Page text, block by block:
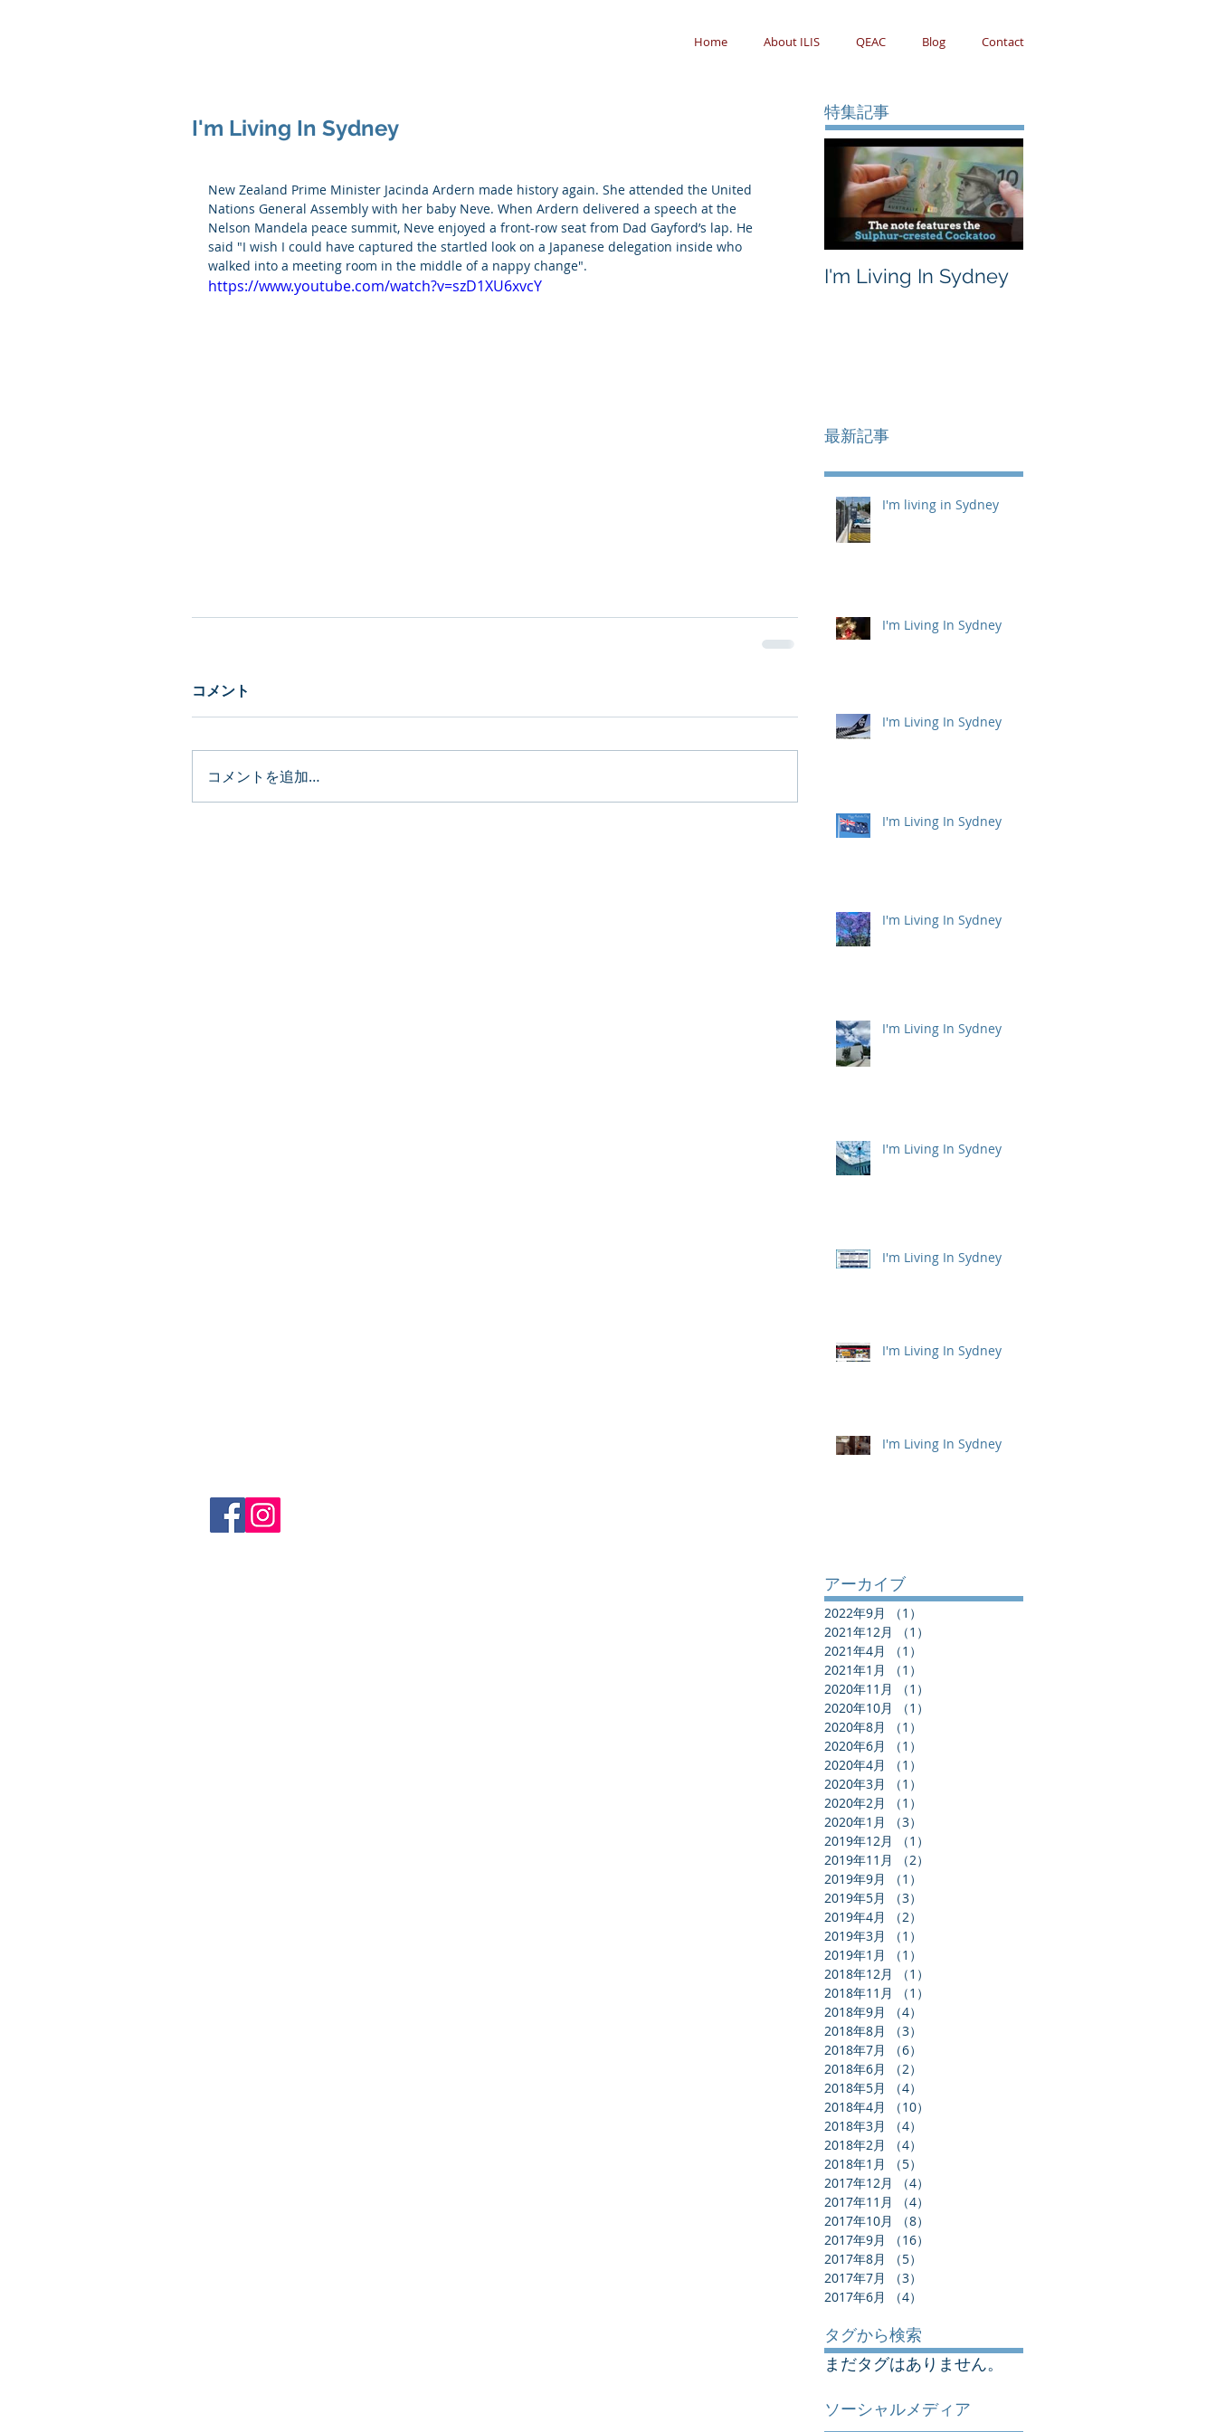
Home About ILIS QEAC Blog Contact
I'm Living In Sydney
New Zealand Prime Minister Jacinda Ardern made history again. She attended the United
Nations General Assembly with her baby Neve. When Ardern delivered a speech at the
Nelson Mandela peace summit, Neve enjoyed a front-row seat from Dad Gayford’s lap. He
said "I wish I could have captured the startled look on a Japanese delegation inside who
walked into a meeting room in the middle of a nappy change".
https://www.youtube.com/watch?v=szD1XU6xvcY
コメント
コメントを追加…
特集記事
I'm Living In Sydney
最新記事
I'm living in Sydney
I'm Living In Sydney
I'm Living In Sydney
I'm Living In Sydney
I'm Living In Sydney
I'm Living In Sydney
I'm Living In Sydney
I'm Living In Sydney
I'm Living In Sydney
I'm Living In Sydney
アーカイブ
2022年9月 （1）
2021年12月
（1）
2021年4月
（1）
2021年1月
（1）
2020年11月
（1）
2020年10月
（1）
2020年8月
（1）
2020年6月
（1）
2020年4月
（1）
2020年3月
（1）
2020年2月
（1）
2020年1月
（3）
2019年12月
（1）
2019年11月
（2）
2019年9月
（1）
2019年5月
（3）
2019年4月
（2）
2019年3月
（1）
2019年1月
（1）
2018年12月
（1）
2018年11月
（1）
2018年9月
（4）
2018年8月
（3）
2018年7月
（6）
2018年6月
（2）
2018年5月
（4）
2018年4月
（10）
2018年3月
（4）
2018年2月
（4）
2018年1月
（5）
2017年12月
（4）
2017年11月
（4）
2017年10月
（8）
2017年9月
（16）
2017年8月
（5）
2017年7月
（3）
2017年6月
（4）
タグから検索
まだタグはありません。
ソーシャルメディア